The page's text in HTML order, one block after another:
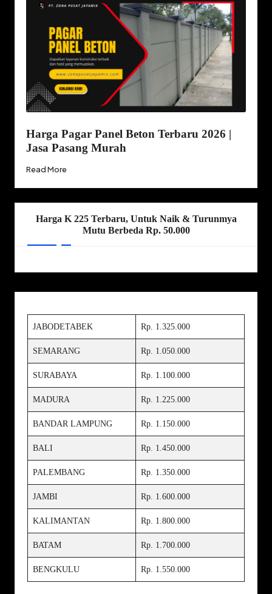
Harga Pagar Panel Beton Terbaru 2026 |
Jasa Pasang Murah
Read More
Harga K 225 Terbaru, Untuk Naik & Turunmya
Mutu Berbeda Rp. 50.000
JABODETABEK Rp. 1.325.000
SEMARANG Rp. 1.050.000
SURABAYA Rp. 1.100.000
MADURA Rp. 1.225.000
BANDAR LAMPUNG Rp. 1.150.000
BALI Rp. 1.450.000
PALEMBANG Rp. 1.350.000
JAMBI Rp. 1.600.000
KALIMANTAN Rp. 1.800.000
BATAM Rp. 1.700.000
BENGKULU Rp. 1.550.000